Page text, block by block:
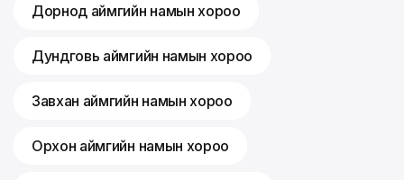
Дорнод аймгийн намын хороо
Дундговь аймгийн намын хороо
Завхан аймгийн намын хороо
Орхон аймгийн намын хороо